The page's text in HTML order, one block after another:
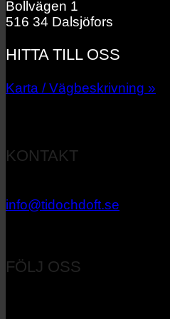
Bollvägen 1
516 34 Dalsjöfors
HITTA TILL OSS
Karta / Vägbeskrivning »
KONTAKT
info@tidochdoft.se
FÖLJ OSS